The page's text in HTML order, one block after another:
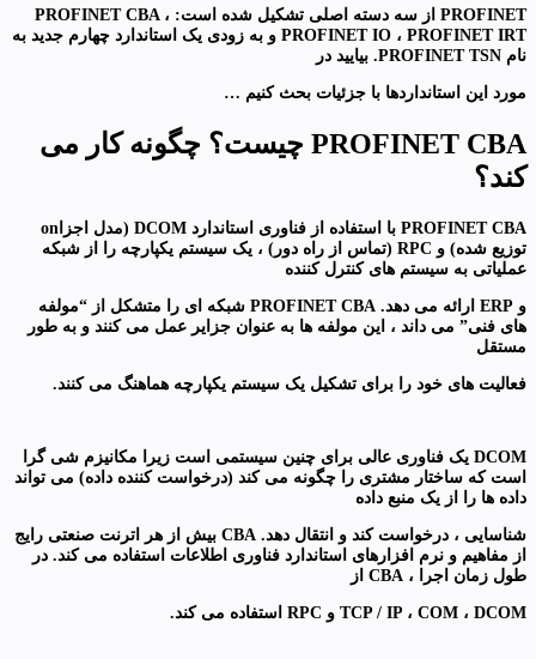
PROFINET از سه دسته اصلی تشکیل شده است: PROFINET CBA ،
PROFINET IO ، PROFINET IRT و به زودی یک استاندارد چهارم جدید به
نام PROFINET TSN. بیایید در
مورد این استانداردها با جزئیات بحث کنیم …
PROFINET CBA چیست؟ چگونه کار می
کند؟
PROFINET CBA با استفاده از فناوری استاندارد DCOM (مدل اجزاon
توزیع شده) و RPC (تماس از راه دور) ، یک سیستم یکپارچه را از شبکه
عملیاتی به سیستم های کنترل کننده
و ERP ارائه می دهد. PROFINET CBA شبکه ای را متشکل از “مولفه
های فنی” می داند ، این مولفه ها به عنوان جزایر عمل می کنند و به طور
مستقل
فعالیت های خود را برای تشکیل یک سیستم یکپارچه هماهنگ می کنند.
DCOM یک فناوری عالی برای چنین سیستمی است زیرا مکانیزم شی گرا
است که ساختار مشتری را چگونه می کند (درخواست کننده داده) می تواند
داده ها را از یک منبع داده
شناسایی ، درخواست کند و انتقال دهد. CBA بیش از هر اترنت صنعتی رایج
از مفاهیم و نرم افزارهای استاندارد فناوری اطلاعات استفاده می کند. در
طول زمان اجرا ، CBA از
TCP / IP ، COM ، DCOM و RPC استفاده می کند.